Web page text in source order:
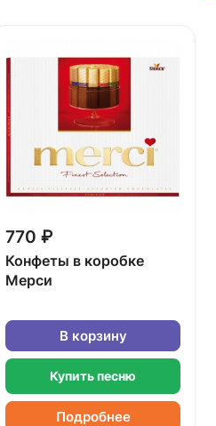
770 ₽
Конфеты в коробке
Мерси
В корзину
Купить песню
Подробнее